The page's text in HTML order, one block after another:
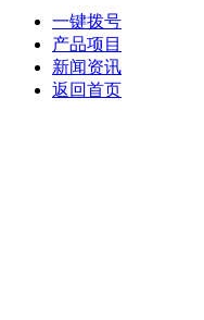
一键拨号
产品项目
新闻资讯
返回首页